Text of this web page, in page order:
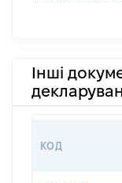
Інші
КОД